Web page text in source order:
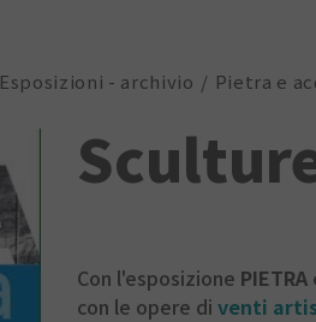
Esposizioni - archivio Pietra e
Con l'esposizione
con le opere di venti